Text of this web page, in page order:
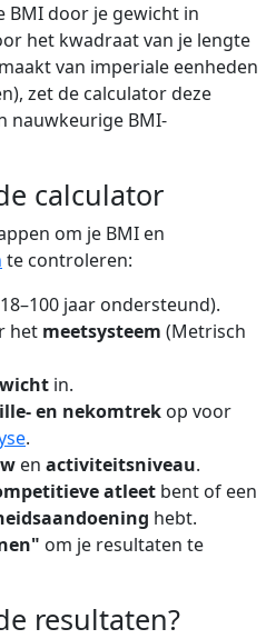
BMI door je gewicht in
het kwadraat van je lengte
van imperiale eenheden
zet de calculator deze
nauwkeurige BMI-
calculator
om je BMI en
te controleren:
jaar ondersteund).
het meetsysteem (Metrisch
in.
en nekomtrek op voor
.
en activiteitsniveau.
atleet bent of een
hebt.
om je resultaten te
resultaten?